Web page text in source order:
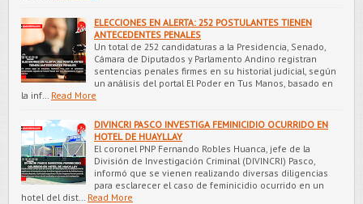
ELECCIONES EN ALERTA: 252 POSTULANTES TIENEN
ANTECEDENTES PENALES
Un total de 252 candidaturas a la Presidencia, Senado,
Cámara de Diputados y Parlamento Andino registran
sentencias penales firmes en su historial judicial, según
un análisis del portal El Poder en Tus Manos, basado en
la inf…
Read More
DIVINCRI PASCO INVESTIGA FEMINICIDIO OCURRIDO EN
HOTEL DE HUAYLLAY
El coronel PNP Fernando Robles Huanca, jefe de la
División de Investigación Criminal (DIVINCRI) Pasco,
informó que se vienen realizando diversas diligencias
para esclarecer el caso de feminicidio ocurrido en un
hotel del dist…
Read More